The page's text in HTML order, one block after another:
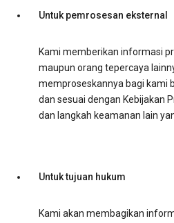
Untuk pemrosesan eksternal
Kami memberikan informasi
maupun orang tepercaya
memproseskannya bagi kami
dan sesuai dengan Kebijakan
dan langkah keamanan lain
Untuk tujuan hukum
Kami akan membagikan